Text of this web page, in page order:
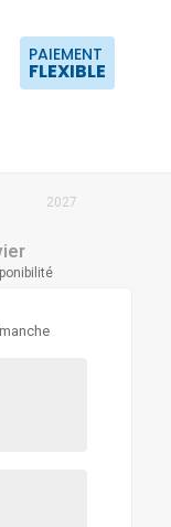
PAIEMENT
FLEXIBLE
2027